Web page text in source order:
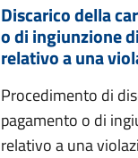
Discarico della
o di ingiunzione
relativo a una
Procedimento di
pagamento o di
relativo a una